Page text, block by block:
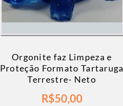
Orgonite faz Limpeza e
Proteção Formato Tartaruga
Terrestre- Neto
R$50,00